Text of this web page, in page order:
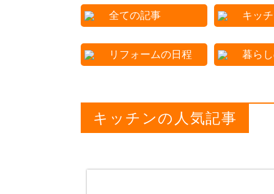
全ての記事 キッ
リフォームの日程 暮ら
キッチンの人気記事